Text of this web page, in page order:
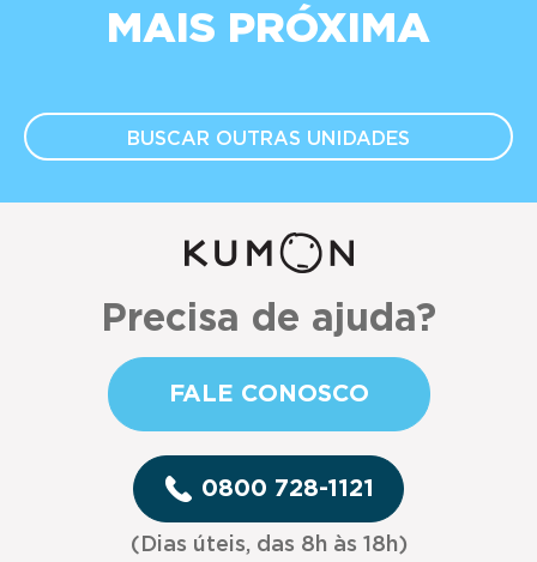
MAIS PRÓXIMA
BUSCAR OUTRAS UNIDADES
Precisa de ajuda?
FALE CONOSCO
0800 728-1121
(Dias úteis, das 8h às 18h)